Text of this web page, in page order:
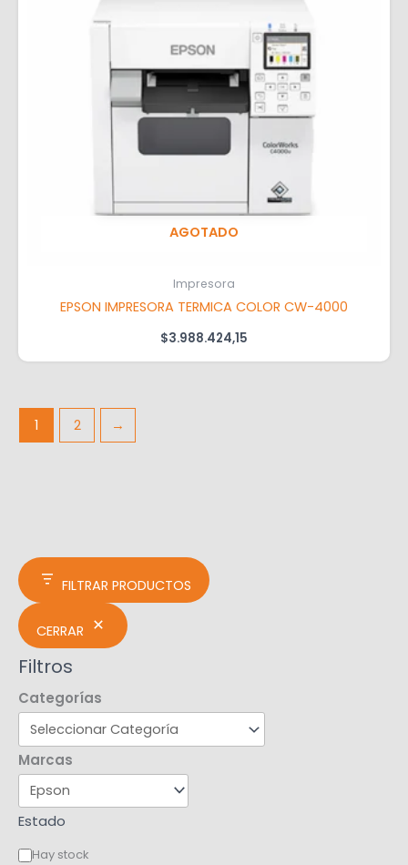
FILTRAR PRODUCTOS
CERRAR
Filtros
Categorías
Marcas
Estado
Hay stock
AGOTADO
Impresora
EPSON IMPRESORA TERMICA COLOR CW-4000
$3.988.424,15
1 2 →